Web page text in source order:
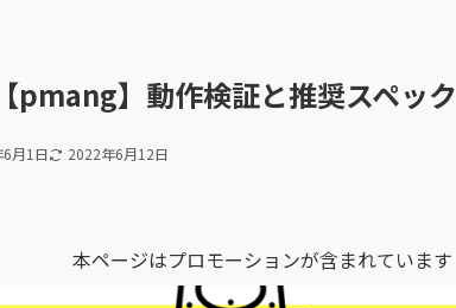
pmang】動作検証と推奨スペック
月1日 2022年6月12日
本ページはプロモーションが含まれています